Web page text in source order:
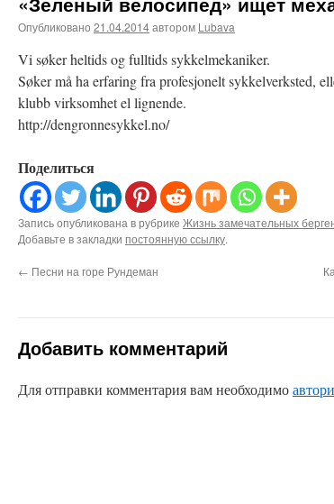
Опубликовано 21.04.2014автором Lubava
Vi søker heltids og fulltids sykkelmekaniker.
Søker må ha erfaring fra profesjonelt sykkelverksted,
klubb virksomhet el lignende.
http://dengronnesykkel.no/
Поделиться
Запись опубликована в рубрике Жизнь замечательных
Добавьте в закладки постоянную ссылку.
← Песни на горе Рундеман
Добавить комментарий
Для отправки комментария вам необходимо